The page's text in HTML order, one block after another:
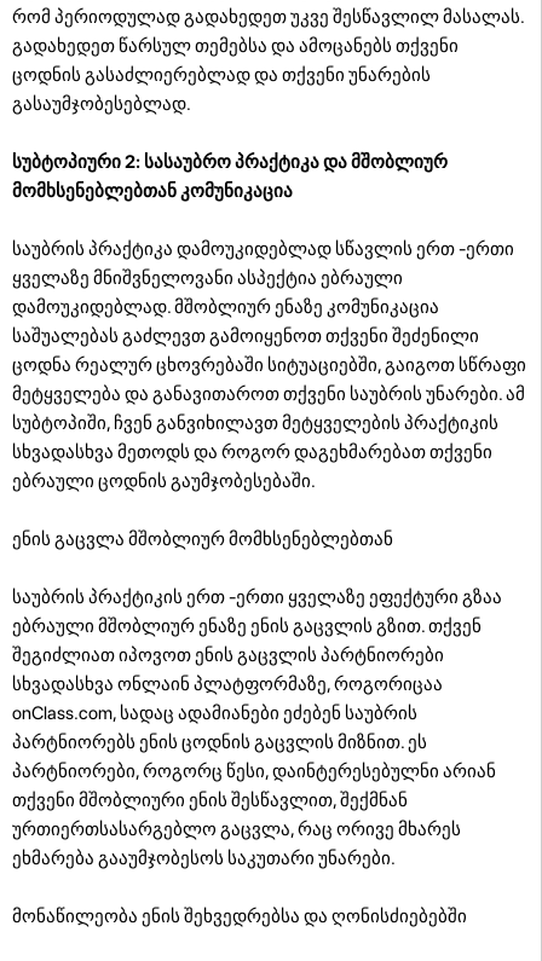
რომ პერიოდულად გადახედეთ უკვე შესწავლილ მასალას.
გადახედეთ წარსულ თემებსა და ამოცანებს თქვენი
ცოდნის გასაძლიერებლად და თქვენი უნარების
გასაუმჯობესებლად.
სუბტოპიური 2: სასაუბრო პრაქტიკა და მშობლიურ
მომხსენებლებთან კომუნიკაცია
საუბრის პრაქტიკა დამოუკიდებლად სწავლის ერთ -ერთი
ყველაზე მნიშვნელოვანი ასპექტია ებრაული
დამოუკიდებლად. მშობლიურ ენაზე კომუნიკაცია
საშუალებას გაძლევთ გამოიყენოთ თქვენი შეძენილი
ცოდნა რეალურ ცხოვრებაში სიტუაციებში, გაიგოთ სწრაფი
მეტყველება და განავითაროთ თქვენი საუბრის უნარები. ამ
სუბტოპიში, ჩვენ განვიხილავთ მეტყველების პრაქტიკის
სხვადასხვა მეთოდს და როგორ დაგეხმარებათ თქვენი
ებრაული ცოდნის გაუმჯობესებაში.
ენის გაცვლა მშობლიურ მომხსენებლებთან
საუბრის პრაქტიკის ერთ -ერთი ყველაზე ეფექტური გზაა
ებრაული მშობლიურ ენაზე ენის გაცვლის გზით. თქვენ
შეგიძლიათ იპოვოთ ენის გაცვლის პარტნიორები
სხვადასხვა ონლაინ პლატფორმაზე, როგორიცაა
onClass.com, სადაც ადამიანები ეძებენ საუბრის
პარტნიორებს ენის ცოდნის გაცვლის მიზნით. ეს
პარტნიორები, როგორც წესი, დაინტერესებულნი არიან
თქვენი მშობლიური ენის შესწავლით, შექმნან
ურთიერთსასარგებლო გაცვლა, რაც ორივე მხარეს
ეხმარება გააუმჯობესოს საკუთარი უნარები.
მონაწილეობა ენის შეხვედრებსა და ღონისძიებებში